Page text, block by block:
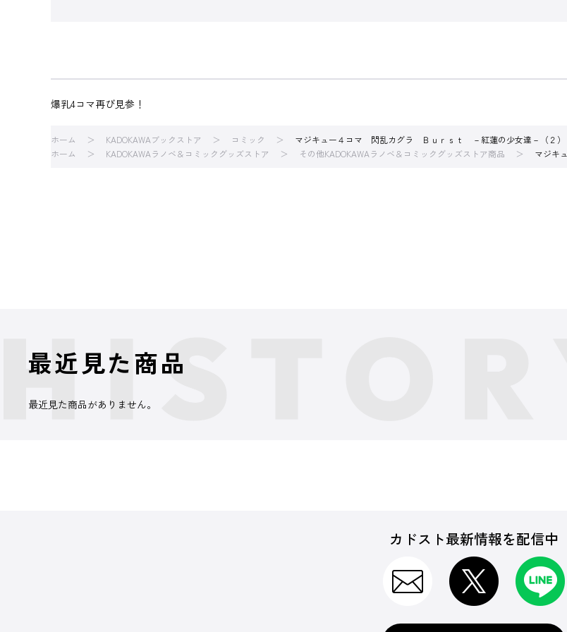
爆乳4コマ再び見参！
ホーム KADOKAWAブックストア コミック
マジキュー４コマ 閃乱カグラ Ｂｕｒｓｔ －紅蓮の少女達－（２）
ホーム
KADOKAWAラノベ＆コミックグッズストア その他KADOKAWAラノベ＆コミックグッズストア商品 マジキ
最近見た商品
最近見た商品がありません。
カドスト最新情報を配信中